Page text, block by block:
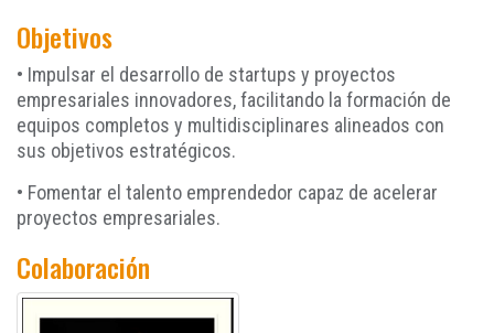
Objetivos
• Impulsar el desarrollo de startups y proyectos
empresariales innovadores, facilitando la formación de
equipos completos y multidisciplinares alineados con
sus objetivos estratégicos.
• Fomentar el talento emprendedor capaz de acelerar
proyectos empresariales.
Colaboración